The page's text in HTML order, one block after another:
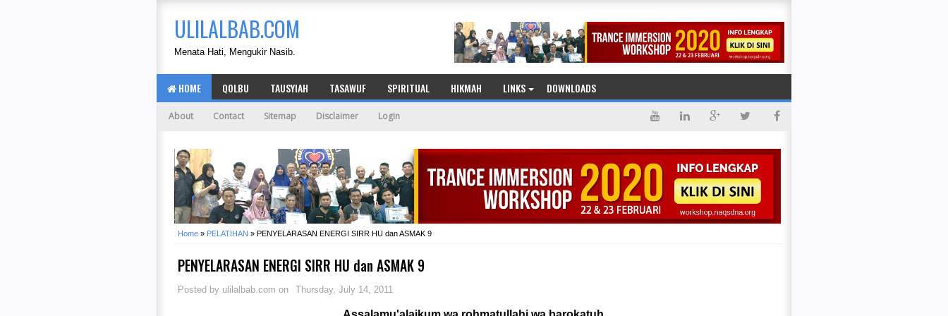
ULILALBAB.COM
Menata Hati, Mengukir Nasib.
HOME QOLBU TAUSYIAH TASAWUF SPIRITUAL HIKMAH LINKS DOWNLOADS
About Contact Sitemap Disclaimer Login
Home » PELATIHAN » PENYELARASAN ENERGI SIRR HU dan ASMAK 9
PENYELARASAN ENERGI SIRR HU dan ASMAK 9
Posted by ulilalbab.com on Thursday, July 14, 2011